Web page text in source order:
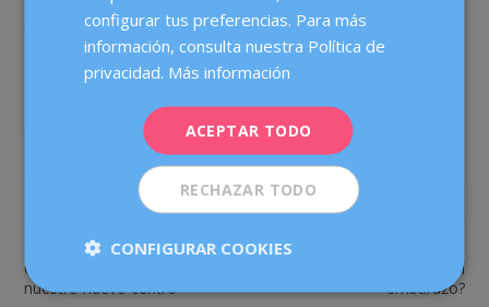
COMPARTIR: VALORACIÓN:
¡Feliz aniversario!
Celebramos 10 años en
nuestro nuevo centro
¿Cuál es la mejor postura
para dormir durante el
embarazo?
configurar tus preferencias. Para más
información, consulta nuestra Política de
privacidad. Más información
ACEPTAR TODO
RECHAZAR TODO
CONFIGURAR COOKIES